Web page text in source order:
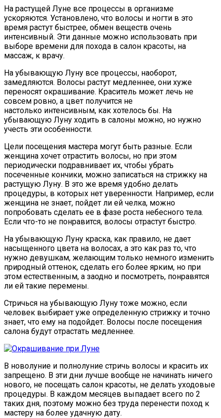
На растущей Луне все процессы в организме
ускоряются. Установлено, что волосы и ногти в это
время растут быстрее, обмен веществ очень
интенсивный. Эти данные можно использовать при
выборе времени для похода в салон красоты, на
массаж, к врачу.
На убывающую Луну все процессы, наоборот,
замедляются. Волосы растут медленнее, они хуже
переносят окрашивание. Краситель может лечь не
совсем ровно, а цвет получится не
настолько интенсивным, как хотелось бы. На
убывающую Луну ходить в салоны можно, но нужно
учесть эти особенности.
Цели посещения мастера могут быть разные. Если
женщина хочет отрастить волосы, но при этом
периодически подравнивает их, чтобы убрать
посеченные кончики, можно записаться на стрижку на
растущую Луну. В это же время удобно делать
процедуры, в которых нет уверенности. Например, если
женщина не знает, пойдет ли ей челка, можно
попробовать сделать ее в фазе роста небесного тела.
Если что-то не понравится, волосы отрастут быстро.
На убывающую Луну краска, как правило, не дает
насыщенного цвета на волосах, а это как раз то, что
нужно девушкам, желающим только немного изменить
природный оттенок, сделать его более ярким, но при
этом естественным, а заодно и посмотреть, понравятся
ли ей такие перемены.
Стричься на убывающую Луну тоже можно, если
человек выбирает уже определенную стрижку и точно
знает, что ему на подойдет. Волосы после посещения
салона будут отрастать медленнее.
В новолуние и полнолуние стричь волосы и красить их
запрещено. В эти дни лучше вообще не начинать ничего
нового, не посещать салон красоты, не делать уходовые
процедуры. В каждом месяцев выпадает всего по 2
таких дня, поэтому можно без труда перенести поход к
мастеру на более удачную дату.